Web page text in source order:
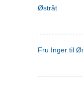
Østråt
Fru Inger til